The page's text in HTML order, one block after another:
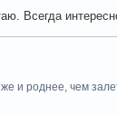
Всегда
и роднее, чем